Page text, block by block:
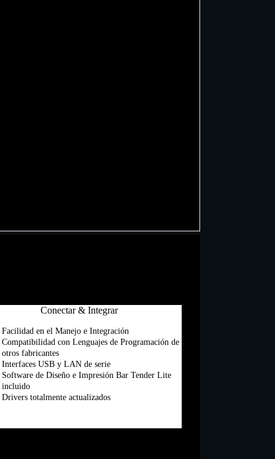
Conectar & Integrar
Facilidad en el Manejo e Integración
Compatibilidad con Lenguajes de Programación de
otros fabricantes
Interfaces USB y LAN de serie
Software de Diseño e Impresión Bar Tender Lite
incluido
Drivers totalmente actualizados